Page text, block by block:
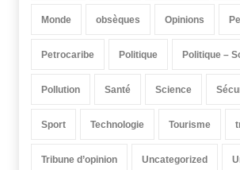
Monde obsèques Opinions
Petrocaribe Politique Politique –
Pollution Santé Science
Sport Technologie Tourisme
Tribune d’opinion Uncategorized